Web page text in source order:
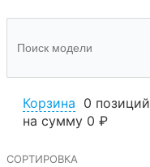
Корзина 0 позиций
на сумму 0 ₽
сортировка